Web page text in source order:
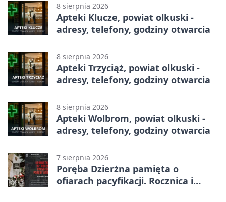
8 sierpnia 2026
Apteki Klucze, powiat olkuski -
adresy, telefony, godziny otwarcia
8 sierpnia 2026
Apteki Trzyciąż, powiat olkuski -
adresy, telefony, godziny otwarcia
8 sierpnia 2026
Apteki Wolbrom, powiat olkuski -
adresy, telefony, godziny otwarcia
7 sierpnia 2026
Poręba Dzierżna pamięta o
ofiarach pacyfikacji. Rocznica i